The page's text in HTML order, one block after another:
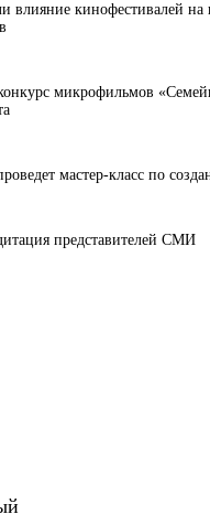
влияние кинофестивалей на
микрофильмов
мастер-класс по
представителей СМИ